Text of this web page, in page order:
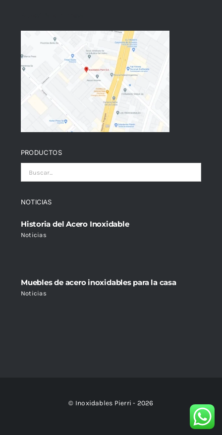
NOTICIAS
Historia del Acero Inoxidable
Noticias
Muebles de acero inoxidables para la casa
Noticias
PRODUCTOS
© Inoxidables Pierri - 2026